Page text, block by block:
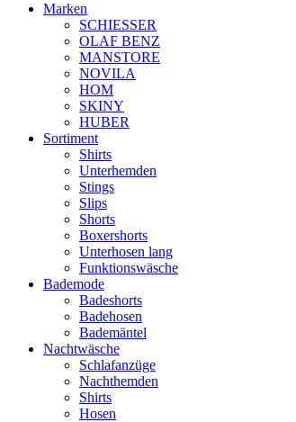
Marken
SCHIESSER
OLAF BENZ
MANSTORE
NOVILA
HOM
SKINY
HUBER
Sortiment
Shirts
Unterhemden
Stings
Slips
Shorts
Boxershorts
Unterhosen lang
Funktionswäsche
Bademode
Badeshorts
Badehosen
Bademäntel
Nachtwäsche
Schlafanzüge
Nachthemden
Shirts
Hosen